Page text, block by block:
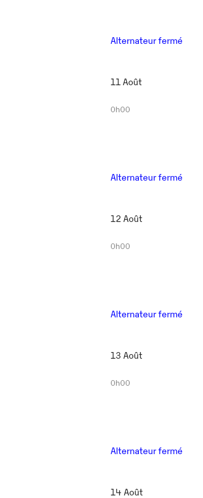
Alternateur fermé
11 Août
0h00
Alternateur fermé
12 Août
0h00
Alternateur fermé
13 Août
0h00
Alternateur fermé
14 Août